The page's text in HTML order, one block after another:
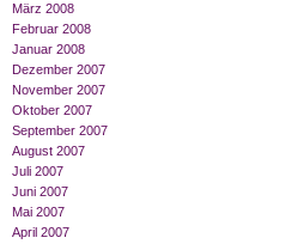
März 2008
Februar 2008
Januar 2008
Dezember 2007
November 2007
Oktober 2007
September 2007
August 2007
Juli 2007
Juni 2007
Mai 2007
April 2007